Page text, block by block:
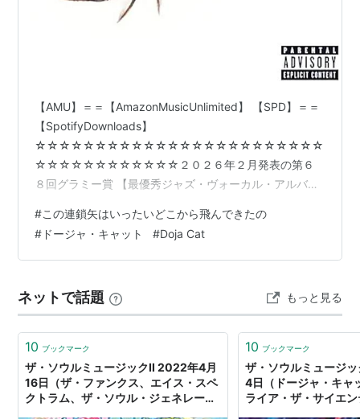
【AMU】＝＝【AmazonMusicUnlimited】 【SPD】＝＝
【SpotifyDownloads】
☆☆☆☆☆☆☆☆☆☆☆☆☆☆☆☆☆☆☆☆☆☆☆☆
☆☆☆☆☆☆☆☆☆☆☆☆２０２６年２月発表の第６
８回グラミー賞 【最優秀ジャズ・ヴォーカル・アルバム
ゃ！ｖ＾＾ ドウジャ！ｘ3！ドウジャ！ｘ5！ドウジャ！
ｘ7！【ラップ・ブリコらからジャズ・ヴォーカルへの回
帰などなど】 ここから＝＝＝＞＞＞イントロ・プロンプ
ドはR&Bとラップやらやらがマゼマゼリンゴの［ドージ
ャ…
#この連鎖矢はいったいどこから飛んできたの
# ドージャ・キャット #Doja Cat
ネットで話題 もっと見る
10 ブックマーク
ザ・ソウルミュージックII 2022年4月
16日（ザ・ファンクス、エイス・スペ
クトラム、ザ・ソウル・ジェネレーシ
10 ブックマーク
ザ・ソウルミュージ
4日（ドージャ・キャ
ライア・ザ・サイエ